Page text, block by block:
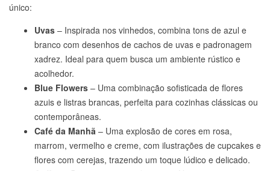
único:
Uvas – Inspirada nos vinhedos, combina tons de azul e
branco com desenhos de cachos de uvas e padronagem
xadrez. Ideal para quem busca um ambiente rústico e
acolhedor.
Blue Flowers – Uma combinação sofisticada de flores
azuis e listras brancas, perfeita para cozinhas clássicas ou
contemporâneas.
Café da Manhã – Uma explosão de cores em rosa,
marrom, vermelho e creme, com ilustrações de cupcakes e
flores com cerejas, trazendo um toque lúdico e delicado.